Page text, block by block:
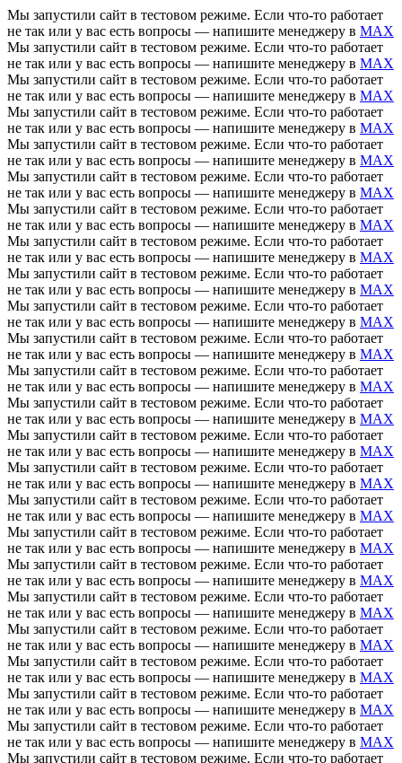
Мы запустили сайт в тестовом режиме. Если что-то работает
не так или у вас есть вопросы — напишите менеджеру в MAX
Мы запустили сайт в тестовом режиме. Если что-то работает
не так или у вас есть вопросы — напишите менеджеру в MAX
Мы запустили сайт в тестовом режиме. Если что-то работает
не так или у вас есть вопросы — напишите менеджеру в MAX
Мы запустили сайт в тестовом режиме. Если что-то работает
не так или у вас есть вопросы — напишите менеджеру в MAX
Мы запустили сайт в тестовом режиме. Если что-то работает
не так или у вас есть вопросы — напишите менеджеру в MAX
Мы запустили сайт в тестовом режиме. Если что-то работает
не так или у вас есть вопросы — напишите менеджеру в MAX
Мы запустили сайт в тестовом режиме. Если что-то работает
не так или у вас есть вопросы — напишите менеджеру в MAX
Мы запустили сайт в тестовом режиме. Если что-то работает
не так или у вас есть вопросы — напишите менеджеру в MAX
Мы запустили сайт в тестовом режиме. Если что-то работает
не так или у вас есть вопросы — напишите менеджеру в MAX
Мы запустили сайт в тестовом режиме. Если что-то работает
не так или у вас есть вопросы — напишите менеджеру в MAX
Мы запустили сайт в тестовом режиме. Если что-то работает
не так или у вас есть вопросы — напишите менеджеру в MAX
Мы запустили сайт в тестовом режиме. Если что-то работает
не так или у вас есть вопросы — напишите менеджеру в MAX
Мы запустили сайт в тестовом режиме. Если что-то работает
не так или у вас есть вопросы — напишите менеджеру в MAX
Мы запустили сайт в тестовом режиме. Если что-то работает
не так или у вас есть вопросы — напишите менеджеру в MAX
Мы запустили сайт в тестовом режиме. Если что-то работает
не так или у вас есть вопросы — напишите менеджеру в MAX
Мы запустили сайт в тестовом режиме. Если что-то работает
не так или у вас есть вопросы — напишите менеджеру в MAX
Мы запустили сайт в тестовом режиме. Если что-то работает
не так или у вас есть вопросы — напишите менеджеру в MAX
Мы запустили сайт в тестовом режиме. Если что-то работает
не так или у вас есть вопросы — напишите менеджеру в MAX
Мы запустили сайт в тестовом режиме. Если что-то работает
не так или у вас есть вопросы — напишите менеджеру в MAX
Мы запустили сайт в тестовом режиме. Если что-то работает
не так или у вас есть вопросы — напишите менеджеру в MAX
Мы запустили сайт в тестовом режиме. Если что-то работает
не так или у вас есть вопросы — напишите менеджеру в MAX
Мы запустили сайт в тестовом режиме. Если что-то работает
не так или у вас есть вопросы — напишите менеджеру в MAX
Мы запустили сайт в тестовом режиме. Если что-то работает
не так или у вас есть вопросы — напишите менеджеру в MAX
Мы запустили сайт в тестовом режиме. Если что-то работает